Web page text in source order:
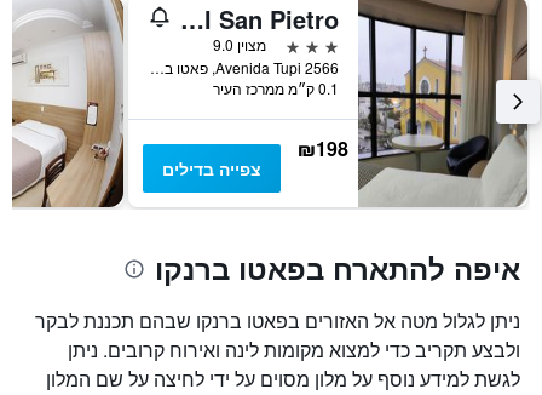
Hotel San Pietro
3 כוכבים
מצוין 9.0
2566 Avenida Tupi, פאטו ברנקו, ברזיל
0.1 ק״מ ממרכז העיר
₪198
צפייה בדילים
איפה להתארח בפאטו ברנקו
ניתן לגלול מטה אל האזורים בפאטו ברנקו שבהם תכננת לבקר
ולבצע תקריב כדי למצוא מקומות לינה ואירוח קרובים. ניתן
לגשת למידע נוסף על מלון מסוים על ידי לחיצה על שם המלון